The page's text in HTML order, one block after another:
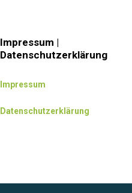
Impressum |
Datenschutzerklärung
Impressum
Datenschutzerklärung